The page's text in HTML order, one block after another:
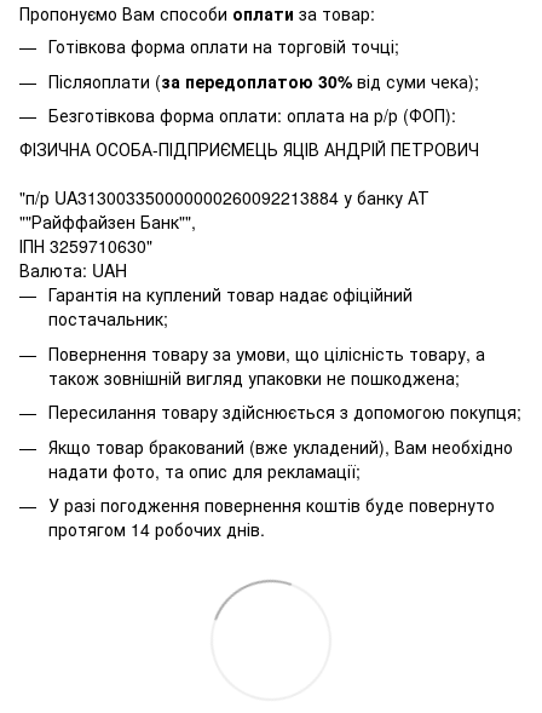
Пропонуємо Вам способи оплати за товар:
Готівкова форма оплати на торговій точці;
Післяоплати (за передоплатою 30% від суми чека);
Безготівкова форма оплати: оплата на р/р (ФОП):
ФІЗИЧНА ОСОБА-ПІДПРИЄМЕЦЬ ЯЦІВ АНДРІЙ ПЕТРОВИЧ
"п/р UA313003350000000260092213884 у банку АТ
""Райффайзен Банк"",
ІПН 3259710630"
Валюта: UAH
Гарантія на куплений товар надає офіційний
постачальник;
Повернення товару за умови, що цілісність товару, а
також зовнішній вигляд упаковки не пошкоджена;
Пересилання товару здійснюється з допомогою покупця;
Якщо товар бракований (вже укладений), Вам необхідно
надати фото, та опис для рекламації;
У разі погодження повернення коштів буде повернуто
протягом 14 робочих днів.